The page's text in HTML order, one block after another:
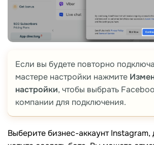
Если вы будете повторно
мастере настройки нажмите
настройки, чтобы выбрать
компании для подключения.
Выберите бизнес-аккаунт Instagram,